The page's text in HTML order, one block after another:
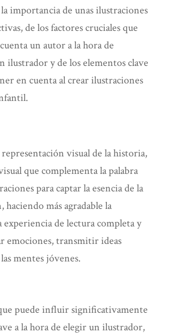
importancia de unas ilustraciones
de los factores cruciales que
un autor a la hora de
ilustrador y de los elementos clave
en cuenta al crear ilustraciones
visual de la historia,
que complementa la palabra
para captar la esencia de la
más agradable la
experiencia de lectura completa y
emociones, transmitir ideas
mentes jóvenes.
puede influir significativamente
a la hora de elegir un ilustrador,